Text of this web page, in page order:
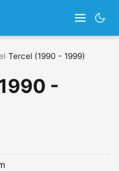
Tercel (1990 - 1999)
-